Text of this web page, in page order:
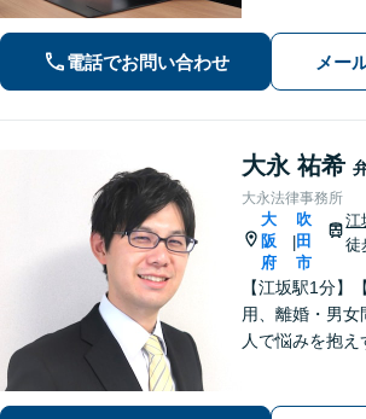
ください。き
モットーです。
電話でお問い合わせ メー
大永 祐希
大永法律事務所
大
阪
府
|
吹
田
市
徒
【江坂駅1分】
用、離婚・男
人で悩みを抱え